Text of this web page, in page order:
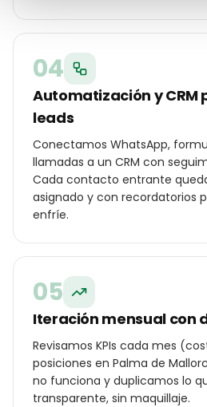
04
Automatización y CRM
leads
Conectamos WhatsApp,
llamadas a un CRM con
Cada contacto entrante
asignado y con recordatorios
enfríe.
05
Iteración mensual con
Revisamos KPIs cada mes
posiciones en Palma de
no funciona y duplicamos lo
transparente, sin maquillaje.